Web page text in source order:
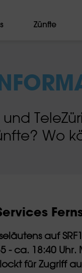
Zünfte
und
Wo
auf
- ca. 18:40
für Zugriff